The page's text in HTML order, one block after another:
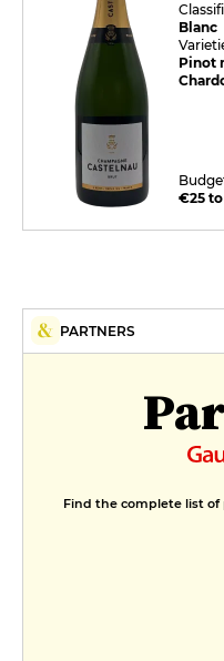
Blanc
Pinot
€25
PARTNERS
Find the complete list